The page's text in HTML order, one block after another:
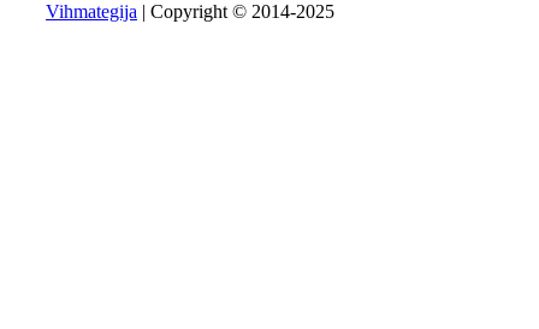
Vihmategija | Copyright © 2014-2025